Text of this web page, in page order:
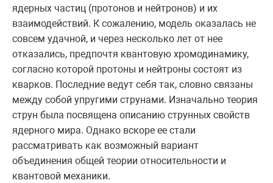
ядерных частиц (протонов и нейтронов) и их
взаимодействий. К сожалению, модель оказалась не
совсем удачной, и через несколько лет от нее
отказались, предпочтя квантовую хромодинамику,
согласно которой протоны и нейтроны состоят из
кварков. Последние ведут себя так, словно связаны
между собой упругими струнами. Изначально теория
струн была посвящена описанию струнных свойств
ядерного мира. Однако вскоре ее стали
рассматривать как возможный вариант
объединения общей теории относительности и
квантовой механики.